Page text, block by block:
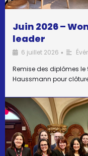
Juin 2026 –
leader
6 juillet 2026 •
Remise des diplômes le
Haussmann pour